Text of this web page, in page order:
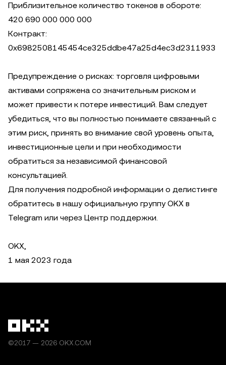
Приблизительное количество токенов в обороте:
420 690 000 000 000
Контракт:
0x6982508145454ce325ddbe47a25d4ec3d2311933
Предупреждение о рисках: торговля цифровыми
активами сопряжена со значительным риском и
может привести к потере инвестиций. Вам следует
убедиться, что вы полностью понимаете связанный с
этим риск, принять во внимание свой уровень опыта,
инвестиционные цели и при необходимости
обратиться за независимой финансовой
консультацией.
Для получения подробной информации о делистинге
обратитесь в нашу официальную группу OKX в
Telegram или через Центр поддержки.
OKX,
1 мая 2023 года
©2017 — 2026 OKX.COM